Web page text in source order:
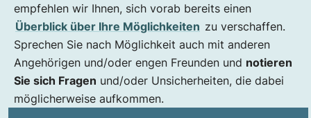
empfehlen wir Ihnen, sich vorab bereits einen
Überblick über Ihre Möglichkeiten zu verschaffen.
Sprechen Sie nach Möglichkeit auch mit anderen
Angehörigen und/oder engen Freunden und notieren
Sie sich Fragen und/oder Unsicherheiten, die dabei
möglicherweise aufkommen.